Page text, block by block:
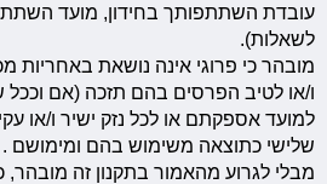
עובדת השתתפותך בחידון, מועד
לשאלות).
מובהר כי פרוגי אינה נושאת באחריות
ו/או לטיב הפרסים בהם תזכה (אם
למועד אספקתם או לכל נזק ישיר ו/או
שלישי כתוצאה משימוש בהם ומימושם .
מבלי לגרוע מהאמור בתקנון זה מובהר,